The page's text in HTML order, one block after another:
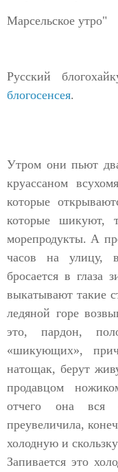
Марсельское утро"
Русский
блогосенсея.
Утром они пьют
круассаном
которые
которые шикуют,
морепродукты. А
часов на улицу,
бросается в глаза
выкатывают такие
ледяной горе
это, пардон,
«шикующих»,
натощак, берут
продавцом
отчего она
преувеличила,
холодную и
Запивается это